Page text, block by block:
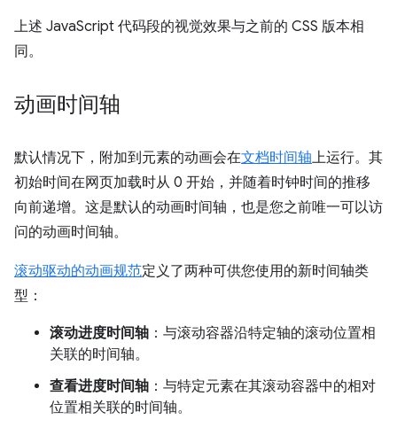
上述 JavaScript 代码段的视觉效果与之前的 CSS 版本相
同。
动画时间轴
默认情况下，附加到元素的动画会在文档时间轴上运行。其
初始时间在网页加载时从 0 开始，并随着时钟时间的推移
向前递增。这是默认的动画时间轴，也是您之前唯一可以访
问的动画时间轴。
滚动驱动的动画规范定义了两种可供您使用的新时间轴类
型：
滚动进度时间轴 ：与滚动容器沿特定轴的滚动位置相
关联的时间轴。
查看进度时间轴 ：与特定元素在其滚动容器中的相对
位置相关联的时间轴。